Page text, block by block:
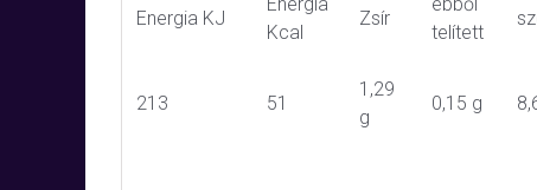
Energia KJ
Kcal
Zsír
telített
213 51
1,29
g
0,15 g